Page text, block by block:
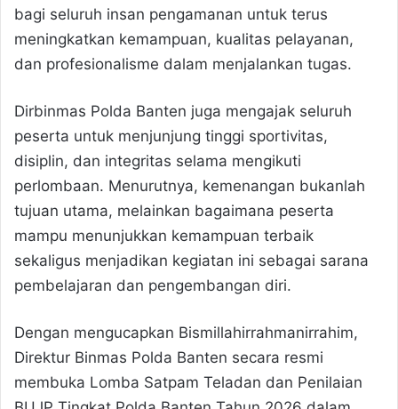
bagi seluruh insan pengamanan untuk terus
meningkatkan kemampuan, kualitas pelayanan,
dan profesionalisme dalam menjalankan tugas.
Dirbinmas Polda Banten juga mengajak seluruh
peserta untuk menjunjung tinggi sportivitas,
disiplin, dan integritas selama mengikuti
perlombaan. Menurutnya, kemenangan bukanlah
tujuan utama, melainkan bagaimana peserta
mampu menunjukkan kemampuan terbaik
sekaligus menjadikan kegiatan ini sebagai sarana
pembelajaran dan pengembangan diri.
Dengan mengucapkan Bismillahirrahmanirrahim,
Direktur Binmas Polda Banten secara resmi
membuka Lomba Satpam Teladan dan Penilaian